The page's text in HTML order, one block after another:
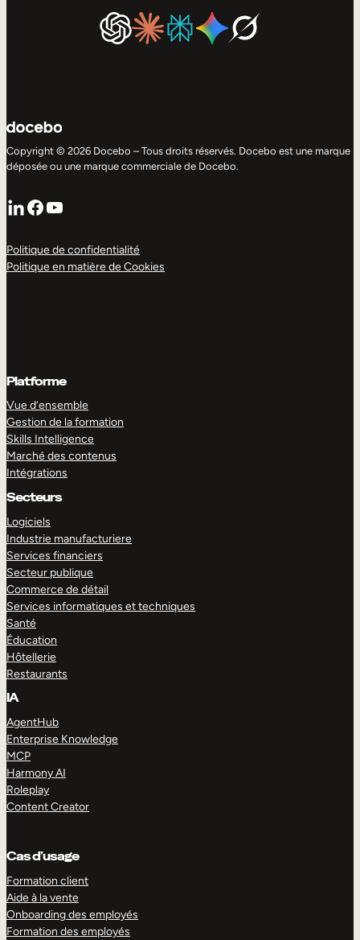
Copyright © 2026 Docebo – Tous droits réservés. Docebo est une marque
déposée ou une marque commerciale de Docebo.
LinkedIn
Facebook
YouTube
Politique de confidentialité
Politique en matière de Cookies
Platforme
Vue d’ensemble
Gestion de la formation
Skills Intelligence
Marché des contenus
Intégrations
Secteurs
Logiciels
Industrie manufacturiere
Services financiers
Secteur publique
Commerce de détail
Services informatiques et techniques
Santé
Éducation
Hôtellerie
Restaurants
IA
AgentHub
Enterprise Knowledge
MCP
Harmony AI
Roleplay
Content Creator
Cas d’usage
Formation client
Aide à la vente
Onboarding des employés
Formation des employés